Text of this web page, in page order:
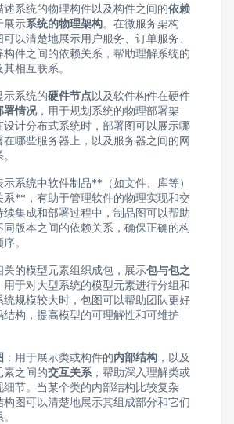
述系统的物理构件以及构件之间的依赖
展示系统的物理架构。在微服务架构
以清楚地展示用户服务、订单服务、
构件之间的依赖关系，帮助理解系统的
相互联系。
示系统的硬件节点以及软件构件在硬件
署情况，用于规划系统的物理部署架
设计分布式系统时，部署图可以展示哪
在哪些服务器上，以及服务器之间的网
示系统中软件制品**（如文件、库等）
系**，有助于管理软件的物理实现和交
续集成和部署过程中，制品图可以帮助
同版本之间的依赖关系，确保正确的构
。
关的模型元素组织成包，展示包与包之
用于对大型系统的模型元素进行分组和
统规模较大时，包图可以帮助团队更好
结构，提高模型的可理解性和可维护
：用于展示类或构件的内部结构，以及
素之间的交互关系，帮助深入理解类或
细节。当某个类的内部结构比较复杂
构图可以清楚地展示其组成部分和它们